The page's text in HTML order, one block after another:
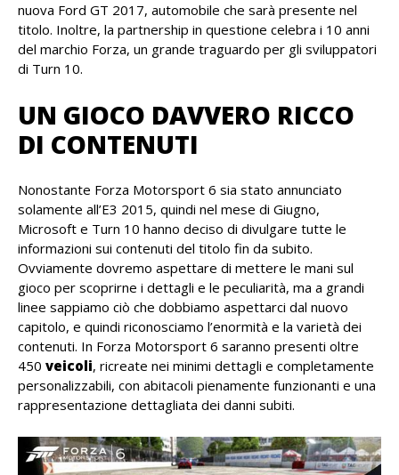
nuova Ford GT 2017, automobile che sarà presente nel
titolo. Inoltre, la partnership in questione celebra i 10 anni
del marchio Forza, un grande traguardo per gli sviluppatori
di Turn 10.
UN GIOCO DAVVERO RICCO
DI CONTENUTI
Nonostante Forza Motorsport 6 sia stato annunciato
solamente all’E3 2015, quindi nel mese di Giugno,
Microsoft e Turn 10 hanno deciso di divulgare tutte le
informazioni sui contenuti del titolo fin da subito.
Ovviamente dovremo aspettare di mettere le mani sul
gioco per scoprirne i dettagli e le peculiarità, ma a grandi
linee sappiamo ciò che dobbiamo aspettarci dal nuovo
capitolo, e quindi riconosciamo l’enormità e la varietà dei
contenuti. In Forza Motorsport 6 saranno presenti oltre
450 veicoli, ricreate nei minimi dettagli e completamente
personalizzabili, con abitacoli pienamente funzionanti e una
rappresentazione dettagliata dei danni subiti.